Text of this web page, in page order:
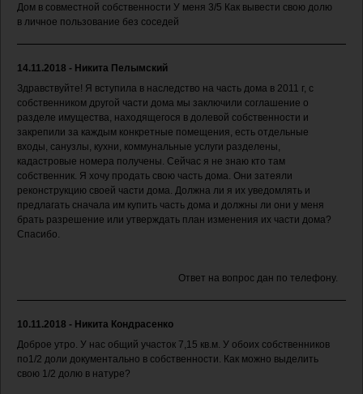
Дом в совместной собственности У меня 3/5 Как вывести свою долю
в личное пользование без соседей
14.11.2018 - Никита Пелымский
Здравствуйте! Я вступила в наследство на часть дома в 2011 г, с
собственником другой части дома мы заключили соглашение о
разделе имущества, находящегося в долевой собственности и
закрепили за каждым конкретные помещения, есть отдельные
входы, санузлы, кухни, коммунальные услуги разделены,
кадастровые номера получены. Сейчас я не знаю кто там
собственник. Я хочу продать свою часть дома. Они затеяли
реконструкцию своей части дома. Должна ли я их уведомлять и
предлагать сначала им купить часть дома и должны ли они у меня
брать разрешение или утверждать план изменения их части дома?
Спасибо.
Ответ на вопрос дан по телефону.
10.11.2018 - Никита Кондрасенко
Доброе утро. У нас общий участок 7,15 кв.м. У обоих собственников
по1/2 доли документально в собственности. Как можно выделить
свою 1/2 долю в натуре?